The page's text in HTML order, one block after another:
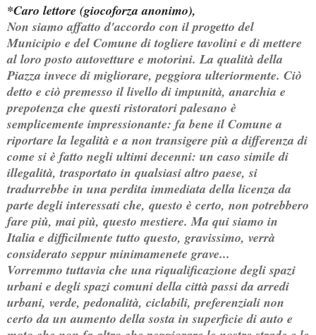
*Caro lettore (giocoforza anonimo),
Non siamo affatto d'accordo con il progetto del
Municipio e del Comune di togliere tavolini e di mettere
al loro posto autovetture e motorini. La qualità della
Piazza invece di migliorare, peggiora ulteriormente. Ciò
detto e ciò premesso il livello di impunità, anarchia e
prepotenza che questi ristoratori palesano è
semplicemente impressionante: fa bene il Comune a
riportare la legalità e a non transigere più a differenza di
come si è fatto negli ultimi decenni: un caso simile di
illegalità, trasportato in qualsiasi altro paese, si
tradurrebbe in una perdita immediata della licenza da
parte degli interessati che, questo è certo, non potrebbero
fare più, mai più, questo mestiere. Ma qui siamo in
Italia e difficilmente tutto questo, gravissimo, verrà
considerato seppur minimamenete grave...
Vorremmo tuttavia che una riqualificazione degli spazi
urbani e degli spazi comuni della città passi da arredi
urbani, verde, pedonalità, ciclabili, preferenziali non
certo da un aumento della sosta in superficie di auto e